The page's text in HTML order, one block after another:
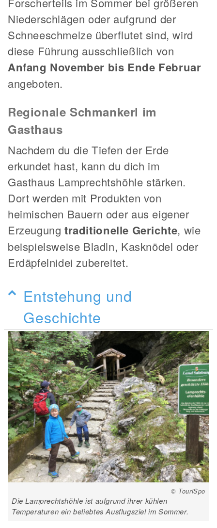
Niederschlägen oder aufgrund der
Schneeschmelze überflutet sind, wird
diese Führung ausschließlich von
Anfang November bis Ende Februar
angeboten.
Regionale Schmankerl im
Gasthaus
Nachdem du die Tiefen der Erde
erkundet hast, kann du dich im
Gasthaus Lamprechtshöhle stärken.
Dort werden mit Produkten von
heimischen Bauern oder aus eigener
Erzeugungtraditionelle Gerichte, wie
beispielsweise Bladln, Kasknödel oder
Erdäpfelnidei zubereitet.
Entstehung und
Geschichte
© TouriSpo
Die Lamprechtshöhle ist aufgrund ihrer kühlen
Temperaturen ein beliebtes Ausflugsziel im Sommer.